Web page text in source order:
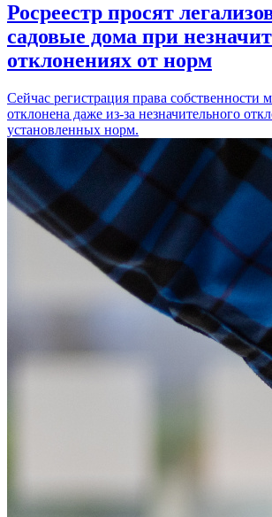
Росреестр просят
садовые дома при
отклонениях от норм
Сейчас регистрация права собственности
отклонена даже из-за незначительного
установленных норм.